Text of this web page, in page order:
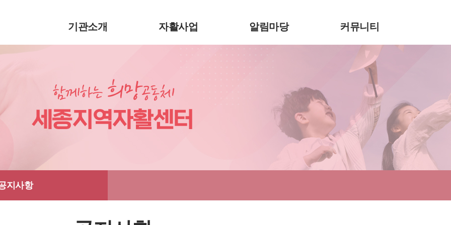
기관소개 자활사업 알림마당 커뮤니티
지사항